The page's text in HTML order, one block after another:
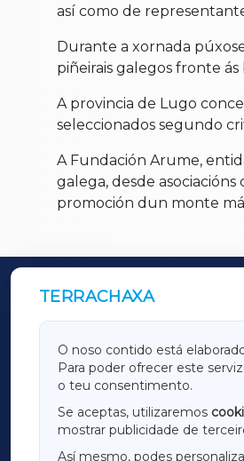
así como de
Durante a xornada
piñeirais galegos fronte
A provincia de Lugo
seleccionados segundo
A Fundación Arume,
galega, desde
promoción dun monte
TERRACHAXA
O noso contido está
Para poder ofrecer este
o teu consentimento.
Se aceptas, utilizaremos
mostrar publicidade de
Así mesmo, podes
OUTROS PERIÓDICOS
GALICIAXA
AMARIÑAXA
OURENSEXA